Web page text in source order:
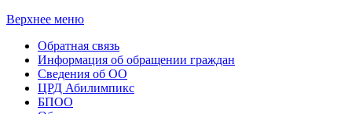
Верхнее меню
Обратная связь
Информация об обращении граждан
Сведения об ОО
ЦРД Абилимпикс
БПОО